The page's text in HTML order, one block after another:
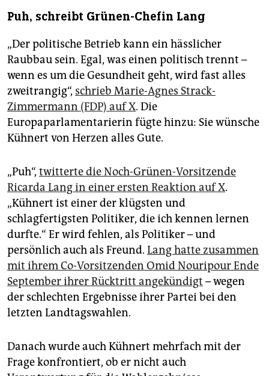
Puh, schreibt Grünen-Chefin Lang
„Der politische Betrieb kann ein hässlicher
Raubbau sein. Egal, was einen politisch trennt –
wenn es um die Gesundheit geht, wird fast alles
zweitrangig“, schrieb Marie-Agnes Strack-
Zimmermann (FDP) auf X. Die
Europaparlamentarierin fügte hinzu: Sie wünsche
Kühnert von Herzen alles Gute.
„Puh“, twitterte die Noch-Grünen-Vorsitzende
Ricarda Lang in einer ersten Reaktion auf X.
„Kühnert ist einer der klügsten und
schlagfertigsten Politiker, die ich kennen lernen
durfte.“ Er wird fehlen, als Politiker – und
persönlich auch als Freund. Lang hatte zusammen
mit ihrem Co-Vorsitzenden Omid Nouripour Ende
September ihrer Rücktritt angekündigt – wegen
der schlechten Ergebnisse ihrer Partei bei den
letzten Landtagswahlen.
Danach wurde auch Kühnert mehrfach mit der
Frage konfrontiert, ob er nicht auch